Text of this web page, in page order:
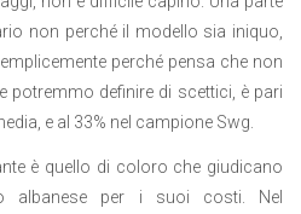
non perché il modello sia iniquo,
perché pensa che non
potremmo definire di scettici, è pari
e al 33% nel campione Swg.
è quello di coloro che giudicano
albanese per i suoi costi. Nel